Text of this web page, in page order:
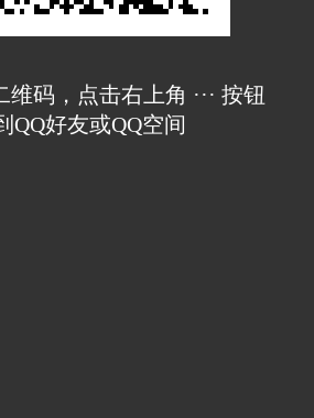
维码，点击右上角 ··· 按钮
QQ好友或QQ空间